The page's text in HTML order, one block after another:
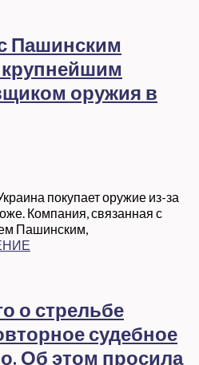
Пашинским
крупнейшим
оружия в
покупает оружие из-за
Компания, связанная с
Пашинским,
о стрельбе
судебное
Об этом просила